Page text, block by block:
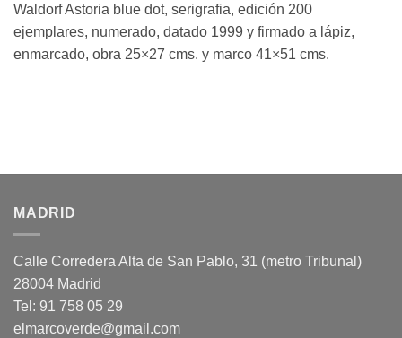
Waldorf Astoria blue dot, serigrafia, edición 200
ejemplares, numerado, datado 1999 y firmado a lápiz,
enmarcado, obra 25×27 cms. y marco 41×51 cms.
MADRID
Calle Corredera Alta de San Pablo, 31 (metro Tribunal)
28004 Madrid
Tel: 91 758 05 29
elmarcoverde@gmail.com